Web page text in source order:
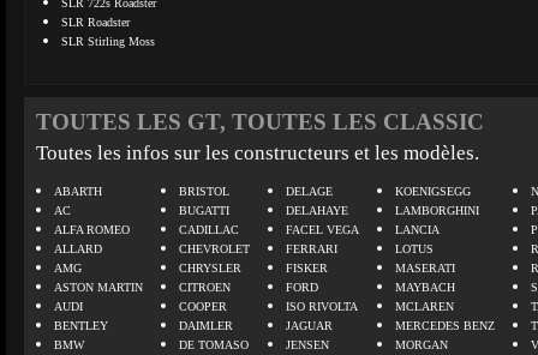
SLR 722s Roadster
SLR Roadster
SLR Stirling Moss
TOUTES LES GT, TOUTES LES CLASSIC
Toutes les infos sur les constructeurs et les modèles.
ABARTH
AC
ALFA ROMEO
ALLARD
AMG
ASTON MARTIN
AUDI
BENTLEY
BMW
BRISTOL
BUGATTI
CADILLAC
CHEVROLET
CHRYSLER
CITROEN
COOPER
DAIMLER
DE TOMASO
DELAGE
DELAHAYE
FACEL VEGA
FERRARI
FISKER
FORD
ISO RIVOLTA
JAGUAR
JENSEN
KOENIGSEGG
LAMBORGHINI
LANCIA
LOTUS
MASERATI
MAYBACH
MCLAREN
MERCEDES BENZ
MORGAN